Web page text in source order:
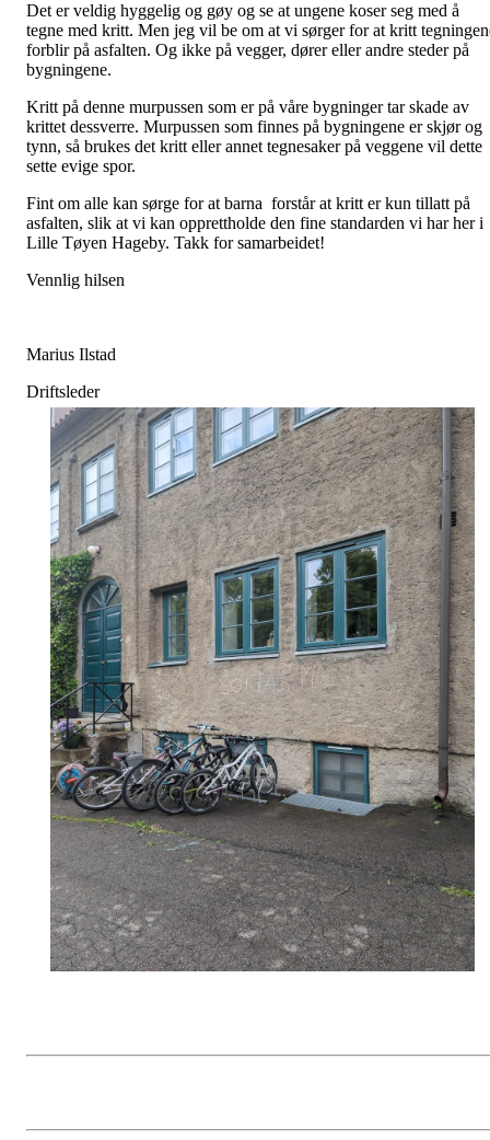
Det er veldig hyggelig og gøy og se at ungene koser seg med å
tegne med kritt. Men jeg vil be om at vi sørger for at kritt
forblir på asfalten. Og ikke på vegger, dører eller andre steder på
bygningene.
Kritt på denne murpussen som er på våre bygninger tar skade av
krittet dessverre. Murpussen som finnes på bygningene er skjør og
tynn, så brukes det kritt eller annet tegnesaker på veggene vil dette
sette evige spor.
Fint om alle kan sørge for at barna forstår at kritt er kun tillatt på
asfalten, slik at vi kan opprettholde den fine standarden vi har her i
Lille Tøyen Hageby. Takk for samarbeidet!
Vennlig hilsen
Marius Ilstad
Driftsleder